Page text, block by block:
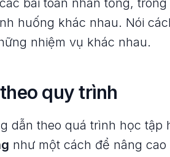
bài toán nhân tổng,
huống khác nhau. Nói
nhiệm vụ khác nhau.
quy trình
dẫn theo quá trình học tập
như một cách để nâng